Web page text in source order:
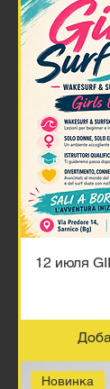
12 июля
Новинка